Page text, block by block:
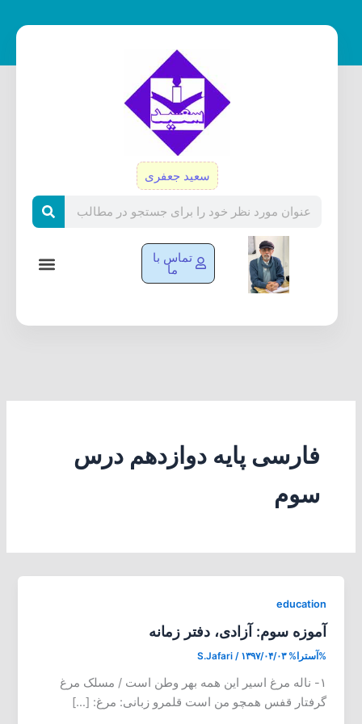
سعید جعفری
تماس با
ما
فارسی پایه دوازدهم درس
سوم
education
آموزه سوم: آزادی، دفتر زمانه
%آسترا% S.Jafari / ۱۳۹۷/۰۴/۰۳
۱- ناله مرغ اسیر این همه بهر وطن است / مسلک مرغ
گرفتار قفس همچو من است قلمرو زبانی: مرغ: […]